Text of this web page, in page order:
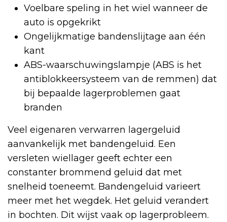
Voelbare speling in het wiel wanneer de
auto is opgekrikt
Ongelijkmatige bandenslijtage aan één
kant
ABS-waarschuwingslampje (ABS is het
antiblokkeersysteem van de remmen) dat
bij bepaalde lagerproblemen gaat
branden
Veel eigenaren verwarren lagergeluid
aanvankelijk met bandengeluid. Een
versleten wiellager geeft echter een
constanter brommend geluid dat met
snelheid toeneemt. Bandengeluid varieert
meer met het wegdek. Het geluid verandert
in bochten. Dit wijst vaak op lagerprobleem.